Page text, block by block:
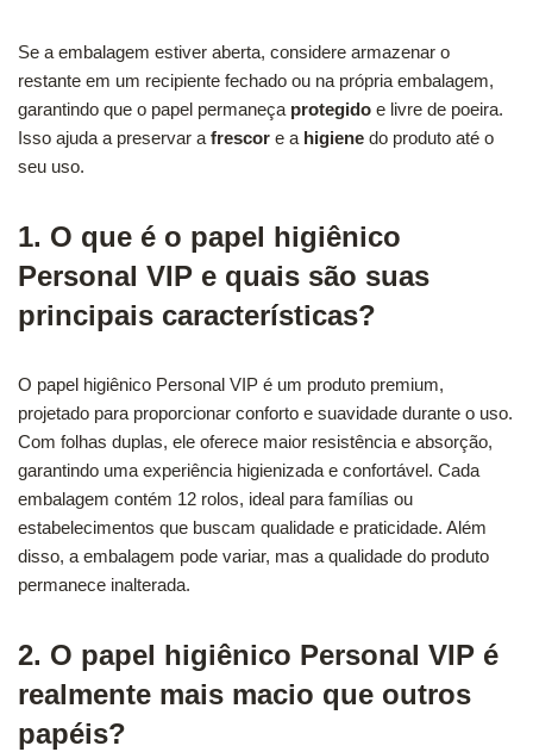
Se a embalagem estiver aberta, considere armazenar o
restante em um recipiente fechado ou na própria embalagem,
garantindo que o papel permaneça protegido e livre de poeira.
Isso ajuda a preservar a frescor e a higiene do produto até o
seu uso.
1. O que é o papel higiênico
Personal VIP e quais são suas
principais características?
O papel higiênico Personal VIP é um produto premium,
projetado para proporcionar conforto e suavidade durante o uso.
Com folhas duplas, ele oferece maior resistência e absorção,
garantindo uma experiência higienizada e confortável. Cada
embalagem contém 12 rolos, ideal para famílias ou
estabelecimentos que buscam qualidade e praticidade. Além
disso, a embalagem pode variar, mas a qualidade do produto
permanece inalterada.
2. O papel higiênico Personal VIP é
realmente mais macio que outros
papéis?